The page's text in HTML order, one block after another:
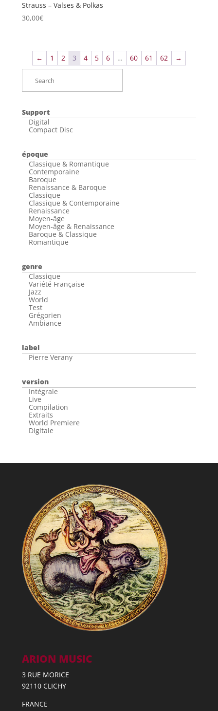
Strauss – Valses & Polkas
30,00€
← 1 2 3 4 5 6 … 60 61 62 →
Support
Digital
Compact Disc
époque
Classique & Romantique
Contemporaine
Baroque
Renaissance & Baroque
Classique
Classique & Contemporaine
Renaissance
Moyen-âge
Moyen-âge & Renaissance
Baroque & Classique
Romantique
genre
Classique
Variété Française
Jazz
World
Test
Grégorien
Ambiance
label
Pierre Verany
version
Intégrale
Live
Compilation
Extraits
World Premiere
Digitale
ARION MUSIC
3 RUE MORICE
92110 CLICHY
FRANCE